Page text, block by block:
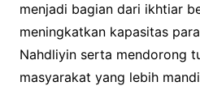
menjadi bagian dari ikhtiar
meningkatkan kapasitas
Nahdliyin serta mendorong
masyarakat yang lebih